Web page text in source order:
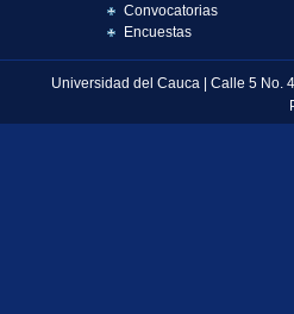
Convocatorias
Encuestas
Universidad del Cauca | Calle 5 No.